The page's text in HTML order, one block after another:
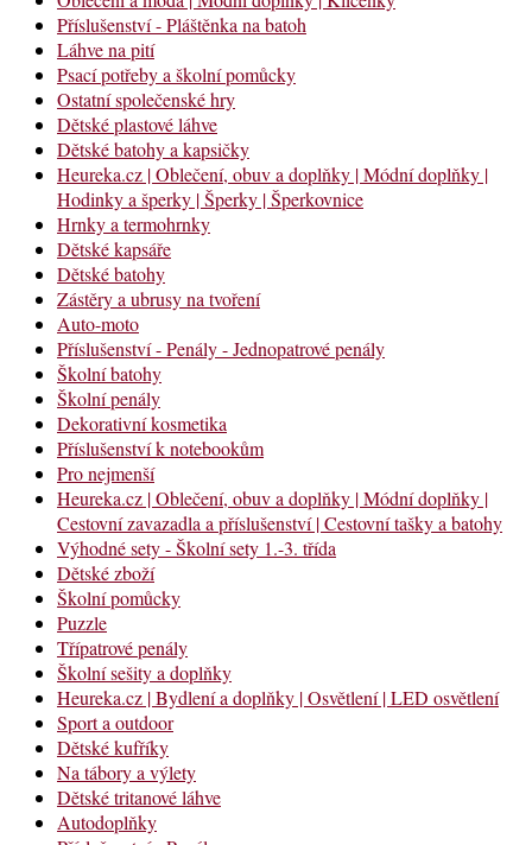
Příslušenství - Pláštěnka na batoh
Láhve na pití
Psací potřeby a školní pomůcky
Ostatní společenské hry
Dětské plastové láhve
Dětské batohy a kapsičky
Heureka.cz | Oblečení, obuv a doplňky | Módní doplňky |
Hodinky a šperky | Šperky | Šperkovnice
Hrnky a termohrnky
Dětské kapsáře
Dětské batohy
Zástěry a ubrusy na tvoření
Auto-moto
Příslušenství - Penály - Jednopatrové penály
Školní batohy
Školní penály
Dekorativní kosmetika
Příslušenství k notebookům
Pro nejmenší
Heureka.cz | Oblečení, obuv a doplňky | Módní doplňky |
Cestovní zavazadla a příslušenství | Cestovní tašky a batohy
Výhodné sety - Školní sety 1.-3. třída
Dětské zboží
Školní pomůcky
Puzzle
Třípatrové penály
Školní sešity a doplňky
Heureka.cz | Bydlení a doplňky | Osvětlení | LED osvětlení
Sport a outdoor
Dětské kufříky
Na tábory a výlety
Dětské tritanové láhve
Autodoplňky